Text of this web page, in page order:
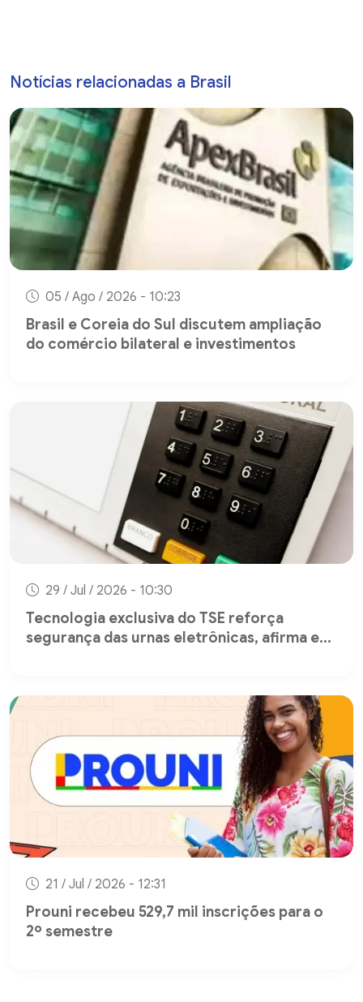
Notícias relacionadas a Brasil
05 / Ago / 2026 - 10:23
Brasil e Coreia do Sul discutem ampliação
do comércio bilateral e investimentos
29 / Jul / 2026 - 10:30
Tecnologia exclusiva do TSE reforça
segurança das urnas eletrônicas, afirma e...
21 / Jul / 2026 - 12:31
Prouni recebeu 529,7 mil inscrições para o
2º semestre